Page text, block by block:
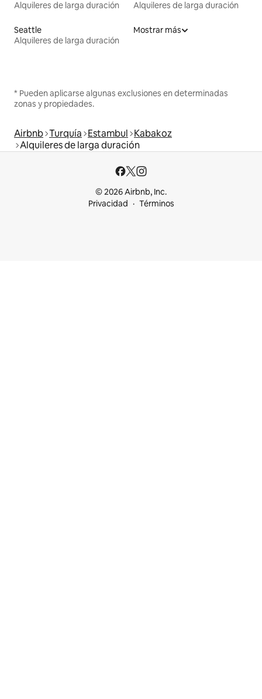
Alquileres de larga duración Alquileres de larga duración
Seattle
Alquileres de larga duración
Mostrar más
* Pueden aplicarse algunas exclusiones en determinadas
zonas y propiedades.
Airbnb Turquía Estambul Kabakoz
Alquileres de larga duración
© 2026 Airbnb, Inc.
Privacidad
Términos